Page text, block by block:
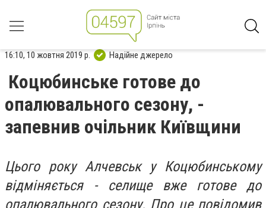
16:10, 10 жовтня 2019 р. Надійне джерело
Коцюбинське готове до
опалювального сезону, -
запевнив очільник Київщини
Цього року Алчевськ у Коцюбинському
відміняється - селище вже готове до
опалювального сезону. Про це повідомив